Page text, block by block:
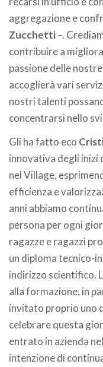
aggregazione e
Zucchetti–.
contribuire a
passione delle
accoglierà vari
nostri talenti
concentrarsi nello
Gli ha fatto eco
innovativa degli inizi
nel Village,
efficienza e
anni abbiamo
persona per ogni
ragazze e ragazzi
un diploma tecnico-
indirizzo scientifico.
alla formazione, in
invitato proprio uno
celebrare questa
entrato in azienda
intenzione di